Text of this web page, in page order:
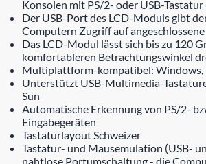
Konsolen mit PS/2- oder USB-
Der USB-Port des LCD-Moduls gibt
Computern Zugriff auf
Das LCD-Modul lässt sich bis zu 120
komfortableren Betrachtungswinkel
Multiplattform-kompatibel: Windows,
Unterstützt USB-Multimedia-
Sun
Automatische Erkennung von PS/2-
Eingabegeräten
Tastaturlayout Schweizer
Tastatur- und Mausemulation (USB-
nahtlose Portumschaltung - die